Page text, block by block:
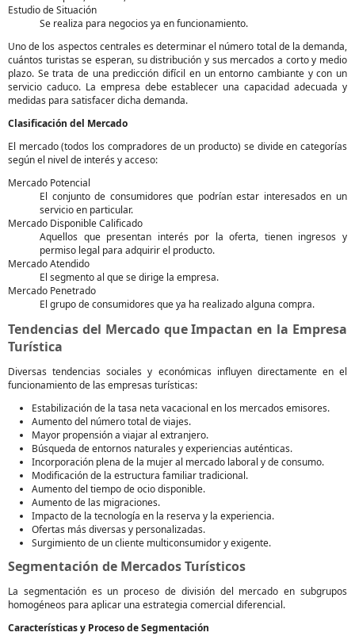
Estudio de Situación
Se realiza para negocios ya en funcionamiento.
Uno de los aspectos centrales es determinar el número total de la demanda,
cuántos turistas se esperan, su distribución y sus mercados a corto y medio
plazo. Se trata de una predicción difícil en un entorno cambiante y con un
servicio caduco. La empresa debe establecer una capacidad adecuada y
medidas para satisfacer dicha demanda.
Clasificación del Mercado
El mercado (todos los compradores de un producto) se divide en categorías
según el nivel de interés y acceso:
Mercado Potencial
El conjunto de consumidores que podrían estar interesados en un
servicio en particular.
Mercado Disponible Calificado
Aquellos que presentan interés por la oferta, tienen ingresos y
permiso legal para adquirir el producto.
Mercado Atendido
El segmento al que se dirige la empresa.
Mercado Penetrado
El grupo de consumidores que ya ha realizado alguna compra.
Tendencias del Mercado que Impactan en la Empresa
Turística
Diversas tendencias sociales y económicas influyen directamente en el
funcionamiento de las empresas turísticas:
Estabilización de la tasa neta vacacional en los mercados emisores.
Aumento del número total de viajes.
Mayor propensión a viajar al extranjero.
Búsqueda de entornos naturales y experiencias auténticas.
Incorporación plena de la mujer al mercado laboral y de consumo.
Modificación de la estructura familiar tradicional.
Aumento del tiempo de ocio disponible.
Aumento de las migraciones.
Impacto de la tecnología en la reserva y la experiencia.
Ofertas más diversas y personalizadas.
Surgimiento de un cliente multiconsumidor y exigente.
Segmentación de Mercados Turísticos
La segmentación es un proceso de división del mercado en subgrupos
homogéneos para aplicar una estrategia comercial diferencial.
Características y Proceso de Segmentación